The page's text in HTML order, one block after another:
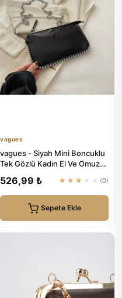
vagues
vagues - Siyah Mini Boncuklu
Tek Gözlü Kadın El Ve Omuz
526,99 ₺ ★★★★★ (0)
Sepete Ekle